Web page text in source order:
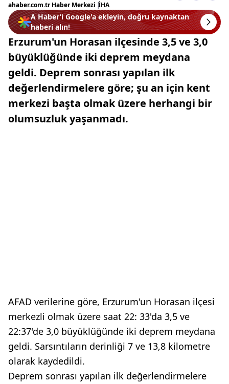
ahaber.com.tr Haber Merkezi |İHA
A Haber’i Google'a ekleyin, doğru kaynaktan
haberi alın!
Erzurum'un Horasan ilçesinde 3,5 ve 3,0
büyüklüğünde iki deprem meydana
geldi. Deprem sonrası yapılan ilk
değerlendirmelere göre; şu an için kent
merkezi başta olmak üzere herhangi bir
olumsuzluk yaşanmadı.
AFAD verilerine göre, Erzurum'un Horasan ilçesi
merkezli olmak üzere saat 22: 33'da 3,5 ve
22:37'de 3,0 büyüklüğünde iki deprem meydana
geldi. Sarsıntıların derinliği 7 ve 13,8 kilometre
olarak kaydedildi.
Deprem sonrası yapılan ilk değerlendirmelere